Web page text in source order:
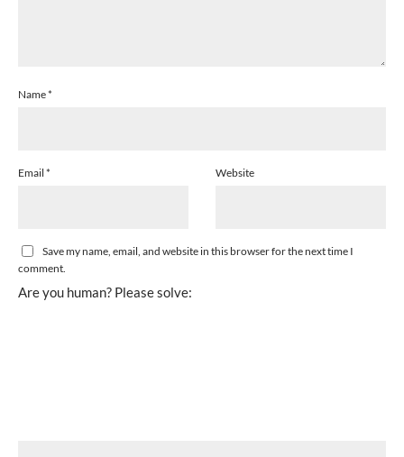
Name*
Email * Website
Save my name, email, and website in this browser for the next time I
comment.
Are you human? Please solve: